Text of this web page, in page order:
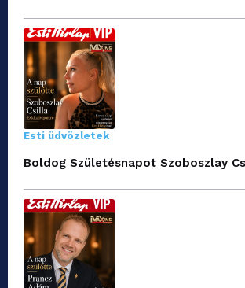
Esti üdvözletek
Boldog Születésnapot Szoboszlay